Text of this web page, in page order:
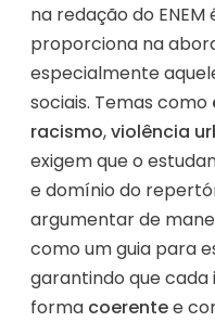
na redação do ENEM
proporciona na
especialmente
sociais. Temas como
racismo,violência
exigem que o
e domínio do
argumentar de
como um guia para
garantindo que cada
forma coerentee